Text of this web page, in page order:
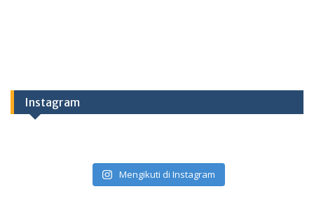
Instagram
Mengikuti di Instagram